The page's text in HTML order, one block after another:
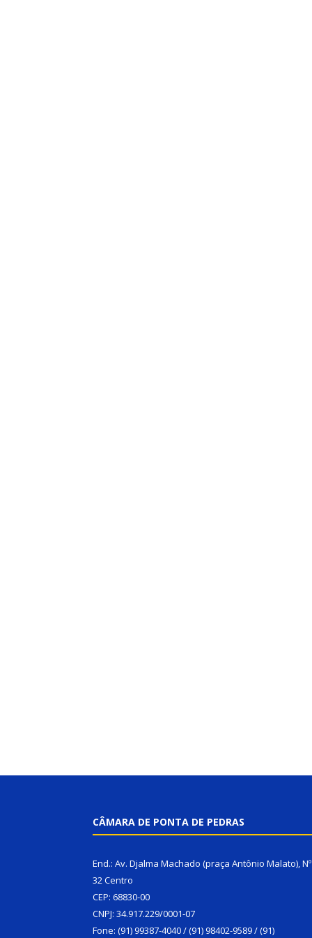
CÂMARA DE PONTA DE PEDRAS
End.: Av. Djalma Machado (praça Antônio Malato), Nº
32 Centro
CEP: 68830-00
CNPJ: 34.917.229/0001-07
Fone: (91) 99387-4040 / (91) 98402-9589 / (91)